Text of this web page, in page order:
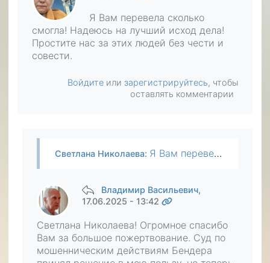
Я Вам перевела сколько
смогла! Надеюсь на лучший исход дела!
Простите нас за этих людей без чести и
совести.
Войдите или зарегистрируйтесь, чтобы
оставлять комментарии
Светлана Николаева: Я Вам перевела сколько смогла! Надеюсь на лучший исход дела! Простите нас за этих людей без чести и совести.
Владимир Васильевич,
17.06.2025 - 13:42
Светлана Николаева! Огромное спасибо
Вам за большое пожертвование. Суд по
мошенническим действиям Бендера